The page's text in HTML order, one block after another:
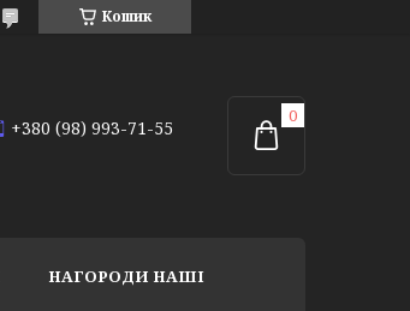
Кошик
+380 (98) 993-71-55
НАГОРОДИ НАШІ